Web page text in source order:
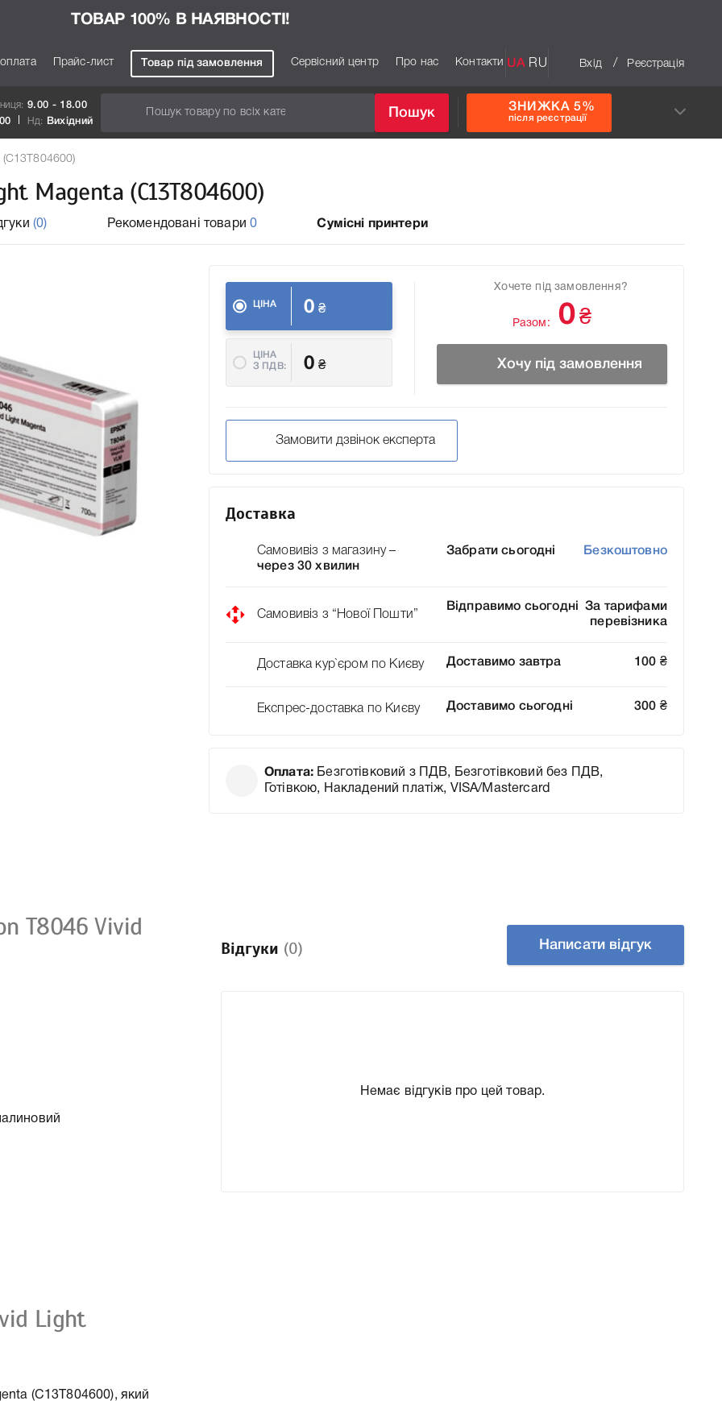
ТОВАР 100% В НАЯВНОСТІ!
Прайс-лист Товар під замовлення Сервісний центр Про нас Контакти UA RU Вхід / Реєстрація
9.00 - 18.00
Нд: Вихідний
Пошук ЗНИЖКА 5%
після реєстрації
Magenta (C13T804600)
(0) Рекомендовані товари 0 Сумісні принтери
ЦІНА 0 ₴
ЦІНА
З ПДВ:
0 ₴
Хочете під замовлення?
Разом: 0 ₴
Хочу під замовлення
Замовити дзвінок експерта
Доставка
Самовивіз з магазину –
через 30 хвилин
Забрати сьогодні Безкоштовно
Самовивіз з “Нової Пошти”
Відправимо сьогодні
За тарифами
перевізника
Доставка кур`єром по Києву Доставимо завтра 100 ₴
Експрес-доставка по Києву Доставимо сьогодні 300 ₴
Оплата: Безготівковий з ПДВ, Безготівковий без ПДВ,
Готівкою, Накладений платіж, VISA/Mastercard
T8046 Vivid
Light
(C13T804600), який
Відгуки (0) Написати відгук
Немає відгуків про цей товар.